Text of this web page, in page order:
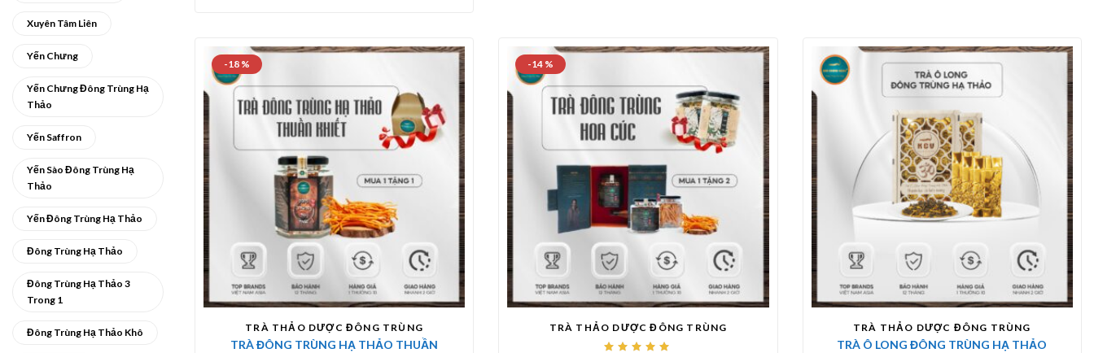
Xuyên Tâm Liên
Yến Chưng
Yến Chưng Đông Trùng Hạ
Thảo
Yến Saffron
Yến Sào Đông Trùng Hạ
Thảo
Yến Đông Trùng Hạ Thảo
Đông Trùng Hạ Thảo
Đông Trùng Hạ Thảo 3
Trong 1
Đông Trùng Hạ Thảo Khô
-18 %
TRÀ THẢO DƯỢC ĐÔNG TRÙNG
TRÀ ĐÔNG TRÙNG HẠ THẢO THUẦN
-14 %
TRÀ THẢO DƯỢC ĐÔNG TRÙNG TRÀ THẢO DƯỢC ĐÔNG TRÙNG
TRÀ Ô LONG ĐÔNG TRÙNG HẠ THẢO